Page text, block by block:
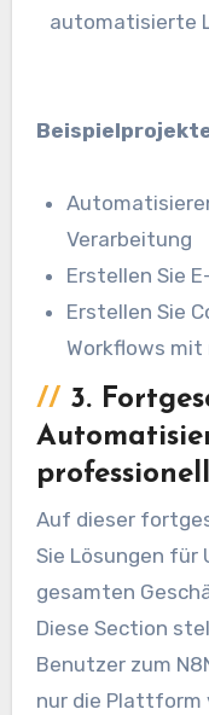
automatisierte
Verarbeitung
Erstellen Sie
Erstellen Sie
Workflows
// 3.
Auf dieser
Sie Lösungen für
gesamten
Diese Section
Benutzer zum
nur die Plattform